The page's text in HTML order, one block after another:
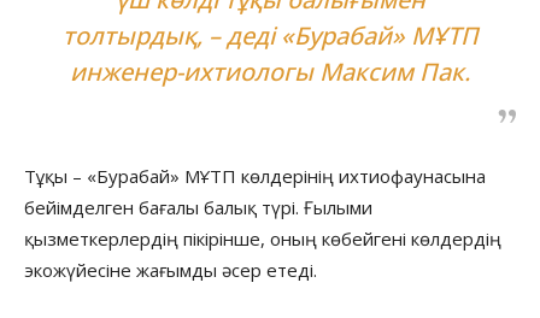
толтырдық,– деді «Бурабай» МҰТП
инженер-ихтиологы Максим Пак.
Тұқы – «Бурабай» МҰТП көлдерінің ихтиофаунасына
бейімделген бағалы балық түрі. Ғылыми
қызметкерлердің пікірінше, оның көбейгені көлдердің
экожүйесіне жағымды әсер етеді.